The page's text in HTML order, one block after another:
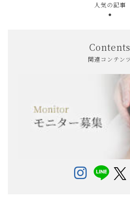
人気の記事
Contents
関連コンテンツ